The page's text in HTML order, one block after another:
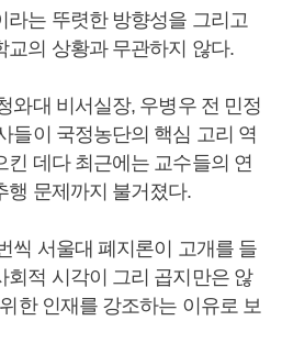
라는 뚜렷한 방향성을 그리고
교의 상황과 무관하지 않다.
와대 비서실장, 우병우 전 민정
들이 국정농단의 핵심 고리 역
킨 데다 최근에는 교수들의 연
행 문제까지 불거졌다.
씩 서울대 폐지론이 고개를 들
회적 시각이 그리 곱지만은 않
한 인재를 강조하는 이유로 보